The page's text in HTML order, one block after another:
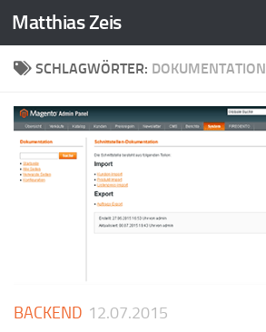
Zum Inhalt springen
Matthias Zeis
SCHLAGWÖRTER: DOKUMENTATION
BACKEND 12.07.2015